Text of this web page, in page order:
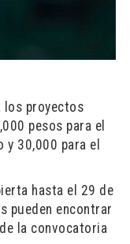
los proyectos
pesos para el
y 30,000 para el
hasta el 29 de
pueden encontrar
la convocatoria